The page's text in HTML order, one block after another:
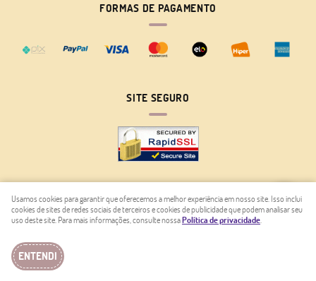
FORMAS DE PAGAMENTO
SITE SEGURO
LOJA VIRTUAL CRIADA POR
Usamos cookies para garantir que oferecemos a melhor experiência em nosso site. Isso inclui
cookies de sites de redes sociais de terceiros e cookies de publicidade que podem analisar seu
uso deste site. Para mais informações, consulte nossaPolítica de privacidade.
ENTENDI